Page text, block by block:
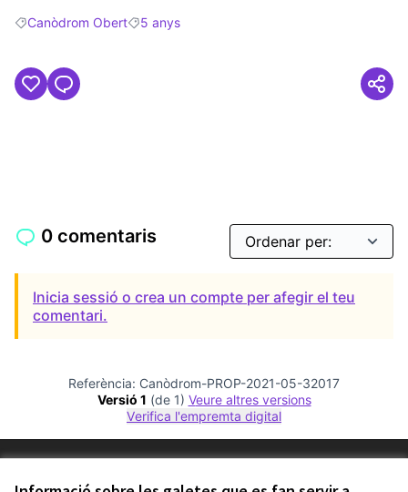
Resultats en filtrar per: Canòdrom Obert
Canòdrom ObertResultats en filtrar per: 5 anys
5 anys
0 comentaris
Inicia sessió o crea un compte per afegir el teu
comentari.
Referència: Canòdrom-PROP-2021-05-32017
Versió 1 (de 1)
veure altres versions
Verifica l'empremta digital
Configuració de les galetes